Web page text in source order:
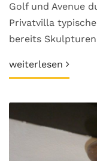
Golf und Avenue
Privatvilla
bereits
weiterlesen